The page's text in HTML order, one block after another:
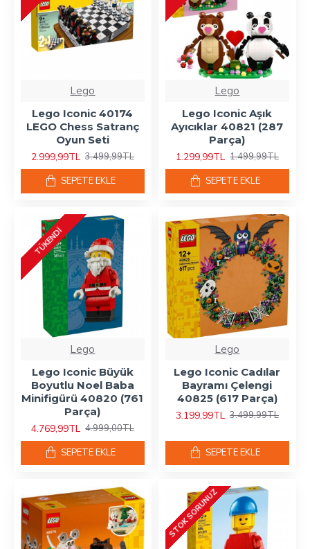
Lego
Lego Iconic 40174
LEGO Chess Satranç
Oyun Seti
2.999,99TL 3.499,99TL
SEPETE EKLE
Lego
Lego Iconic Aşık
Ayıcıklar 40821 (287
Parça)
1.299,99TL 1.499,99TL
SEPETE EKLE
TÜKENDI
Lego
Lego Iconic Büyük
Boyutlu Noel Baba
Minifigürü 40820 (761
Parça)
4.769,99TL 4.999,00TL
SEPETE EKLE
Lego
Lego Iconic Cadılar
Bayramı Çelengi
40825 (617 Parça)
3.199,99TL 3.499,99TL
SEPETE EKLE
STOK SORUNUZ